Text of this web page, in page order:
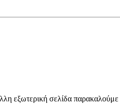
εξωτερική σελίδα παρακαλούμε